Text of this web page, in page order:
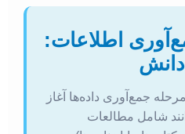
اطلاعات:
جمع‌آوری داده‌ها آغاز
شامل مطالعات